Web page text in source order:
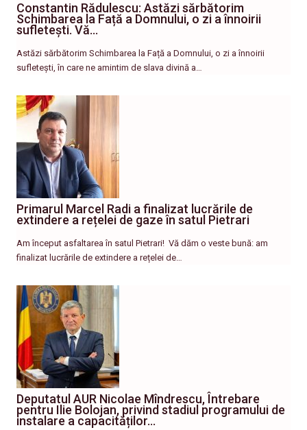
Constantin Rădulescu: Astăzi sărbătorim
Schimbarea la Față a Domnului, o zi a înnoirii
sufletești. Vă…
Astăzi sărbătorim Schimbarea la Față a Domnului, o zi a înnoirii
sufletești, în care ne amintim de slava divină a…
Primarul Marcel Radi a finalizat lucrările de
extindere a rețelei de gaze în satul Pietrari
Am început asfaltarea în satul Pietrari! ​ Vă dăm o veste bună: am
finalizat lucrările de extindere a rețelei de…
Deputatul AUR Nicolae Mîndrescu, Întrebare
pentru Ilie Bolojan, privind stadiul programului de
instalare a capacităților…